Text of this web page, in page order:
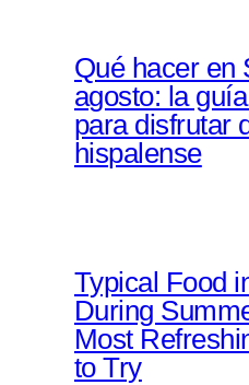
Qué hacer en
agosto: la
para disfrutar
hispalense
Typical Food
During
Most
to Try